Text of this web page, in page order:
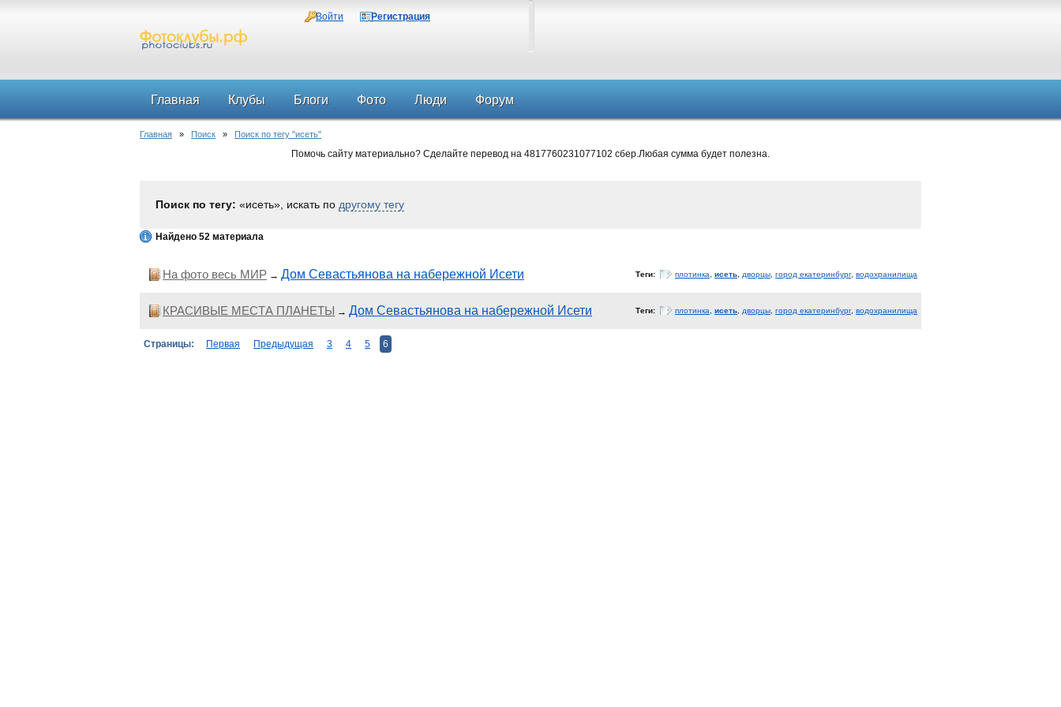
Войти Регистрация
Главная Клубы Блоги Фото Люди Форум
Главная » Поиск » Поиск по тегу "исеть"
Помочь сайту материально? Сделайте перевод на 4817760231077102 сбер.Любая сумма будет полезна.
Поиск по тегу: «исеть», искать по другому тегу
Найдено 52 материала
На фото весь МИР → Дом Севастьянова на набережной Исети Теги: плотинка исеть дворцы город екатеринбург, водохранилища
КРАСИВЫЕ МЕСТА ПЛАНЕТЫ → Дом Севастьянова на набережной Исети Теги: плотинка исеть дворцы город екатеринбург, водохранилища
Страницы: Первая Предыдущая 3 4 5 6